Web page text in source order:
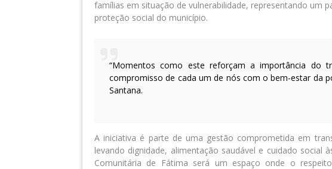
famílias em situação de vulnerabilidade, representando um
proteção social do município.
“Momentos como este reforçam a importância do
compromisso de cada um de nós com o bem-estar da
Santana.
A iniciativa é parte de uma gestão comprometida em
levando dignidade, alimentação saudável e cuidado social
Comunitária de Fátima será um espaço onde o